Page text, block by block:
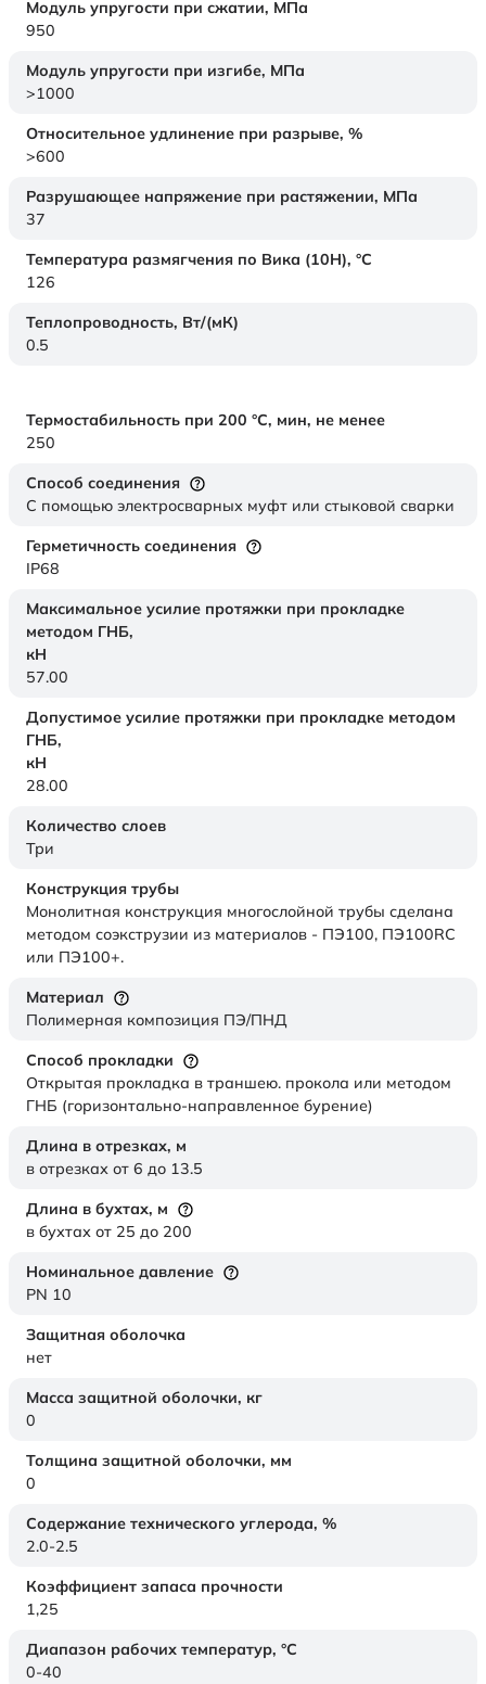
Модуль упругости при сжатии, МПа
950
Модуль упругости при изгибе, МПа
>1000
Относительное удлинение при разрыве, %
>600
Разрушающее напряжение при растяжении, МПа
37
Температура размягчения по Вика (10Н), °C
126
Теплопроводность, Вт/(мК)
0.5
Термостабильность при 200 °С, мин, не менее
250
Способ соединения
С помощью электросварных муфт или стыковой сварки
Герметичность соединения
IP68
Максимальное усилие протяжки при прокладке
методом ГНБ,
кН
57.00
Допустимое усилие протяжки при прокладке методом
ГНБ,
кН
28.00
Количество слоев
Три
Конструкция трубы
Монолитная конструкция многослойной трубы сделана
методом соэкструзии из материалов - ПЭ100, ПЭ100RC
или ПЭ100+.
Материал
Полимерная композиция ПЭ/ПНД
Способ прокладки
Открытая прокладка в траншею. прокола или методом
ГНБ (горизонтально-направленное бурение)
Длина в отрезках, м
в отрезках от 6 до 13.5
Длина в бухтах, м
в бухтах от 25 до 200
Номинальное давление
PN 10
Защитная оболочка
нет
Масса защитной оболочки, кг
0
Толщина защитной оболочки, мм
0
Содержание технического углерода, %
2.0-2.5
Коэффициент запаса прочности
1,25
Диапазон рабочих температур, °C
0-40